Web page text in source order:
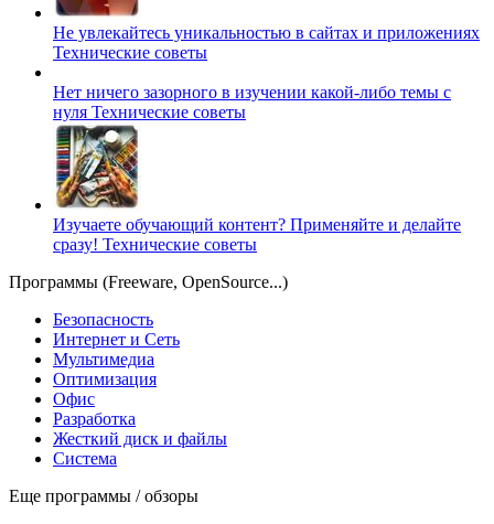
Не увлекайтесь уникальностью в сайтах и приложениях
Технические советы
Нет ничего зазорного в изучении какой-либо темы с
нуля Технические советы
Изучаете обучающий контент? Применяйте и делайте
сразу! Технические советы
Программы (Freeware, OpenSource...)
Безопасность
Интернет и Сеть
Мультимедиа
Оптимизация
Офис
Разработка
Жесткий диск и файлы
Система
Еще программы / обзоры